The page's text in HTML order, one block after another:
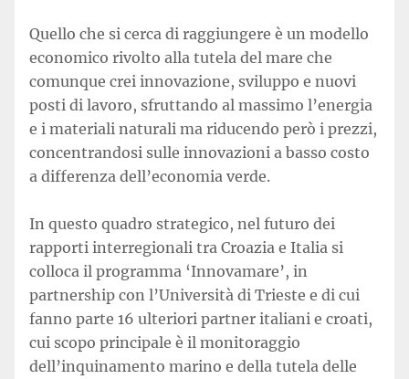
Quello che si cerca di raggiungere è un modello
economico rivolto alla tutela del mare che
comunque crei innovazione, sviluppo e nuovi
posti di lavoro, sfruttando al massimo l’energia
e i materiali naturali ma riducendo però i prezzi,
concentrandosi sulle innovazioni a basso costo
a differenza dell’economia verde.
In questo quadro strategico, nel futuro dei
rapporti interregionali tra Croazia e Italia si
colloca il programma ‘Innovamare’, in
partnership con l’Università di Trieste e di cui
fanno parte 16 ulteriori partner italiani e croati,
cui scopo principale è il monitoraggio
dell’inquinamento marino e della tutela delle